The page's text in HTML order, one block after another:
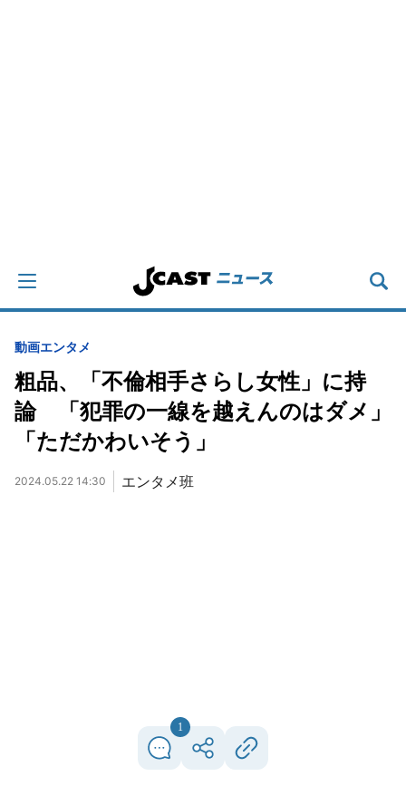
動画エンタメ
粗品、「不倫相手さらし女性」に持
論 「犯罪の一線を越えんのはダメ」
「ただかわいそう」
2024.05.22 14:30 エンタメ班
1